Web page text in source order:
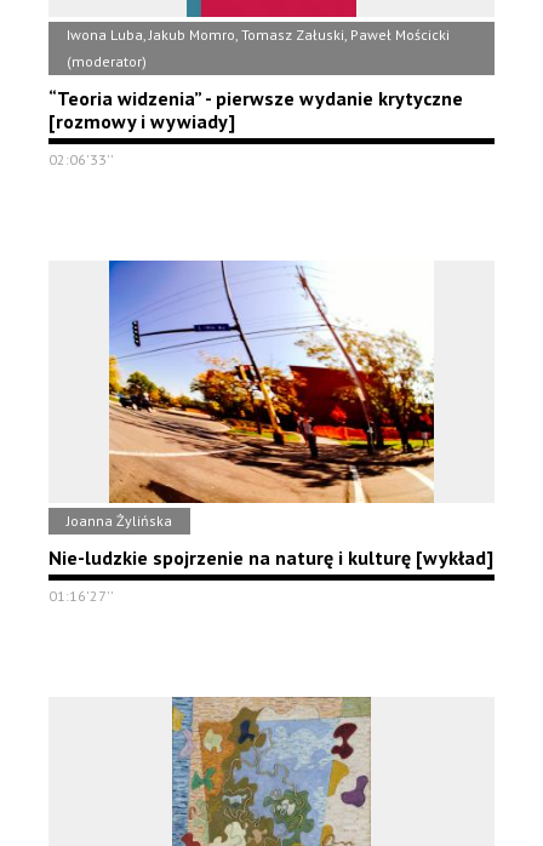
Iwona Luba, Jakub Momro, Tomasz Załuski, Paweł Mościcki
(moderator)
“Teoria widzenia” - pierwsze wydanie krytyczne
[rozmowy i wywiady]
02:06'33''
Joanna Żylińska
Nie-ludzkie spojrzenie na naturę i kulturę [wykład]
01:16'27''